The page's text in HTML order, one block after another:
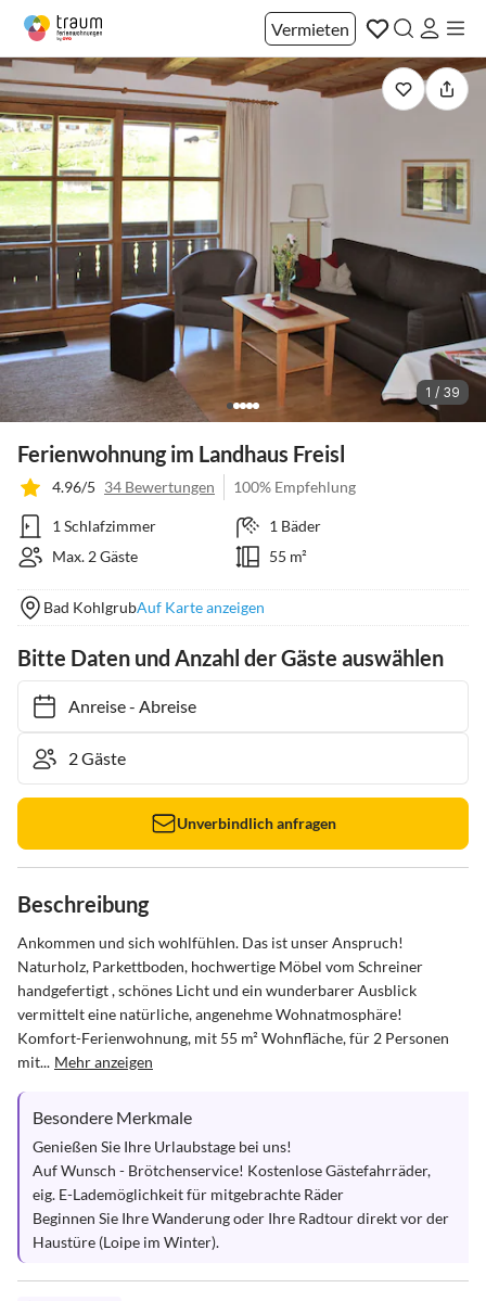
Vermieten
1 / 39
Ferienwohnung im Landhaus Freisl
4.96/5 34 Bewertungen 100% Empfehlung
1 Schlafzimmer
1 Bäder
Max. 2 Gäste
55 m²
Bad KohlgrubAuf Karte anzeigen
Bitte Daten und Anzahl der Gäste auswählen
Anreise- Abreise
Unverbindlich anfragen
Beschreibung
Ankommen und sich wohlfühlen. Das ist unser Anspruch!
Naturholz, Parkettboden, hochwertige Möbel vom Schreiner
handgefertigt , schönes Licht und ein wunderbarer Ausblick
vermittelt eine natürliche, angenehme Wohnatmosphäre!
Komfort-Ferienwohnung, mit 55 m² Wohnfläche, für 2 Personen
mit... Mehr anzeigen
Besondere Merkmale
Genießen Sie Ihre Urlaubstage bei uns!
Auf Wunsch - Brötchenservice! Kostenlose Gästefahrräder,
eig. E-Lademöglichkeit für mitgebrachte Räder
Beginnen Sie Ihre Wanderung oder Ihre Radtour direkt vor der
Haustüre (Loipe im Winter).